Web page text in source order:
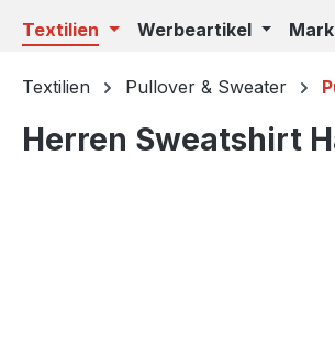
Textilien Werbeartikel
Textilien Pullover & Sweater
Herren Sweatshirt